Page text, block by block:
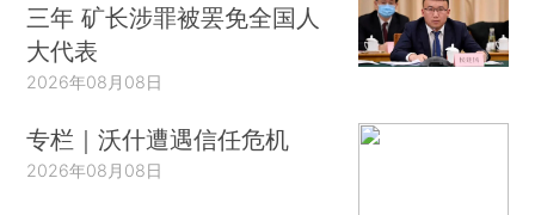
三年 矿长涉罪被罢免全国人
大代表
2026年08月08日
专栏｜沃什遭遇信任危机
2026年08月08日